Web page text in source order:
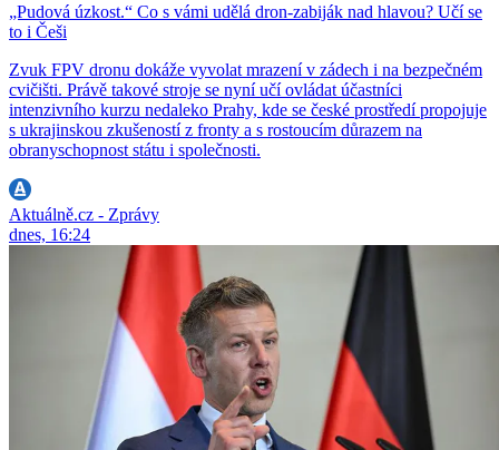
„Pudová úzkost.“ Co s vámi udělá dron-zabiják nad hlavou? Učí se
to i Češi
Zvuk FPV dronu dokáže vyvolat mrazení v zádech i na bezpečném
cvičišti. Právě takové stroje se nyní učí ovládat účastníci
intenzivního kurzu nedaleko Prahy, kde se české prostředí propojuje
s ukrajinskou zkušeností z fronty a s rostoucím důrazem na
obranyschopnost státu i společnosti.
Aktuálně.cz - Zprávy
dnes, 16:24